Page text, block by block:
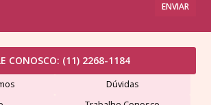
ENVIAR
CONOSCO: (11) 2268-1184
Dúvidas